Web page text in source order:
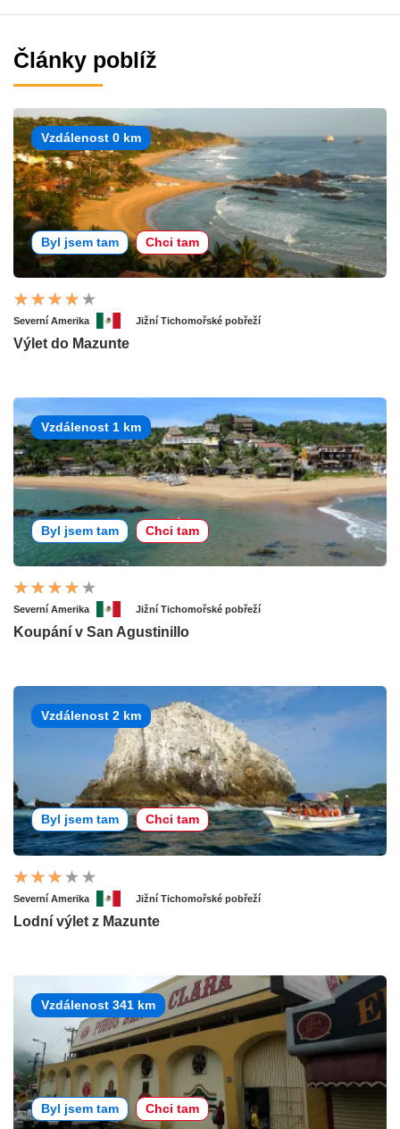
Články poblíž
Vzdálenost 0 km
Byl jsem tam Chci tam
Severní Amerika Jižní Tichomořské pobřeží
Výlet do Mazunte
Vzdálenost 1 km
Byl jsem tam Chci tam
Severní Amerika Jižní Tichomořské pobřeží
Koupání v San Agustinillo
Vzdálenost 2 km
Byl jsem tam Chci tam
Severní Amerika Jižní Tichomořské pobřeží
Lodní výlet z Mazunte
Vzdálenost 341 km
Byl jsem tam Chci tam